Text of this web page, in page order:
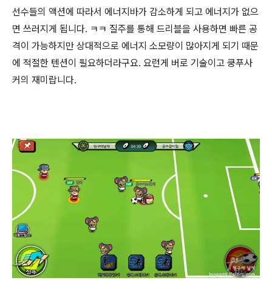
선수들의 액션에 따라서 에너지바가 감소하게 되고 에너지가 없으
면 쓰러지게 됩니다. ㅋㅋ 질주를 통해 드리블을 사용하면 빠른 공
격이 가능하지만 상대적으로 에너지 소모량이 많아지게 되기 때문
에 적절한 텐션이 필요하더라구요. 요런게 버로 기술이고 쿵푸사
커의 재미랍니다.